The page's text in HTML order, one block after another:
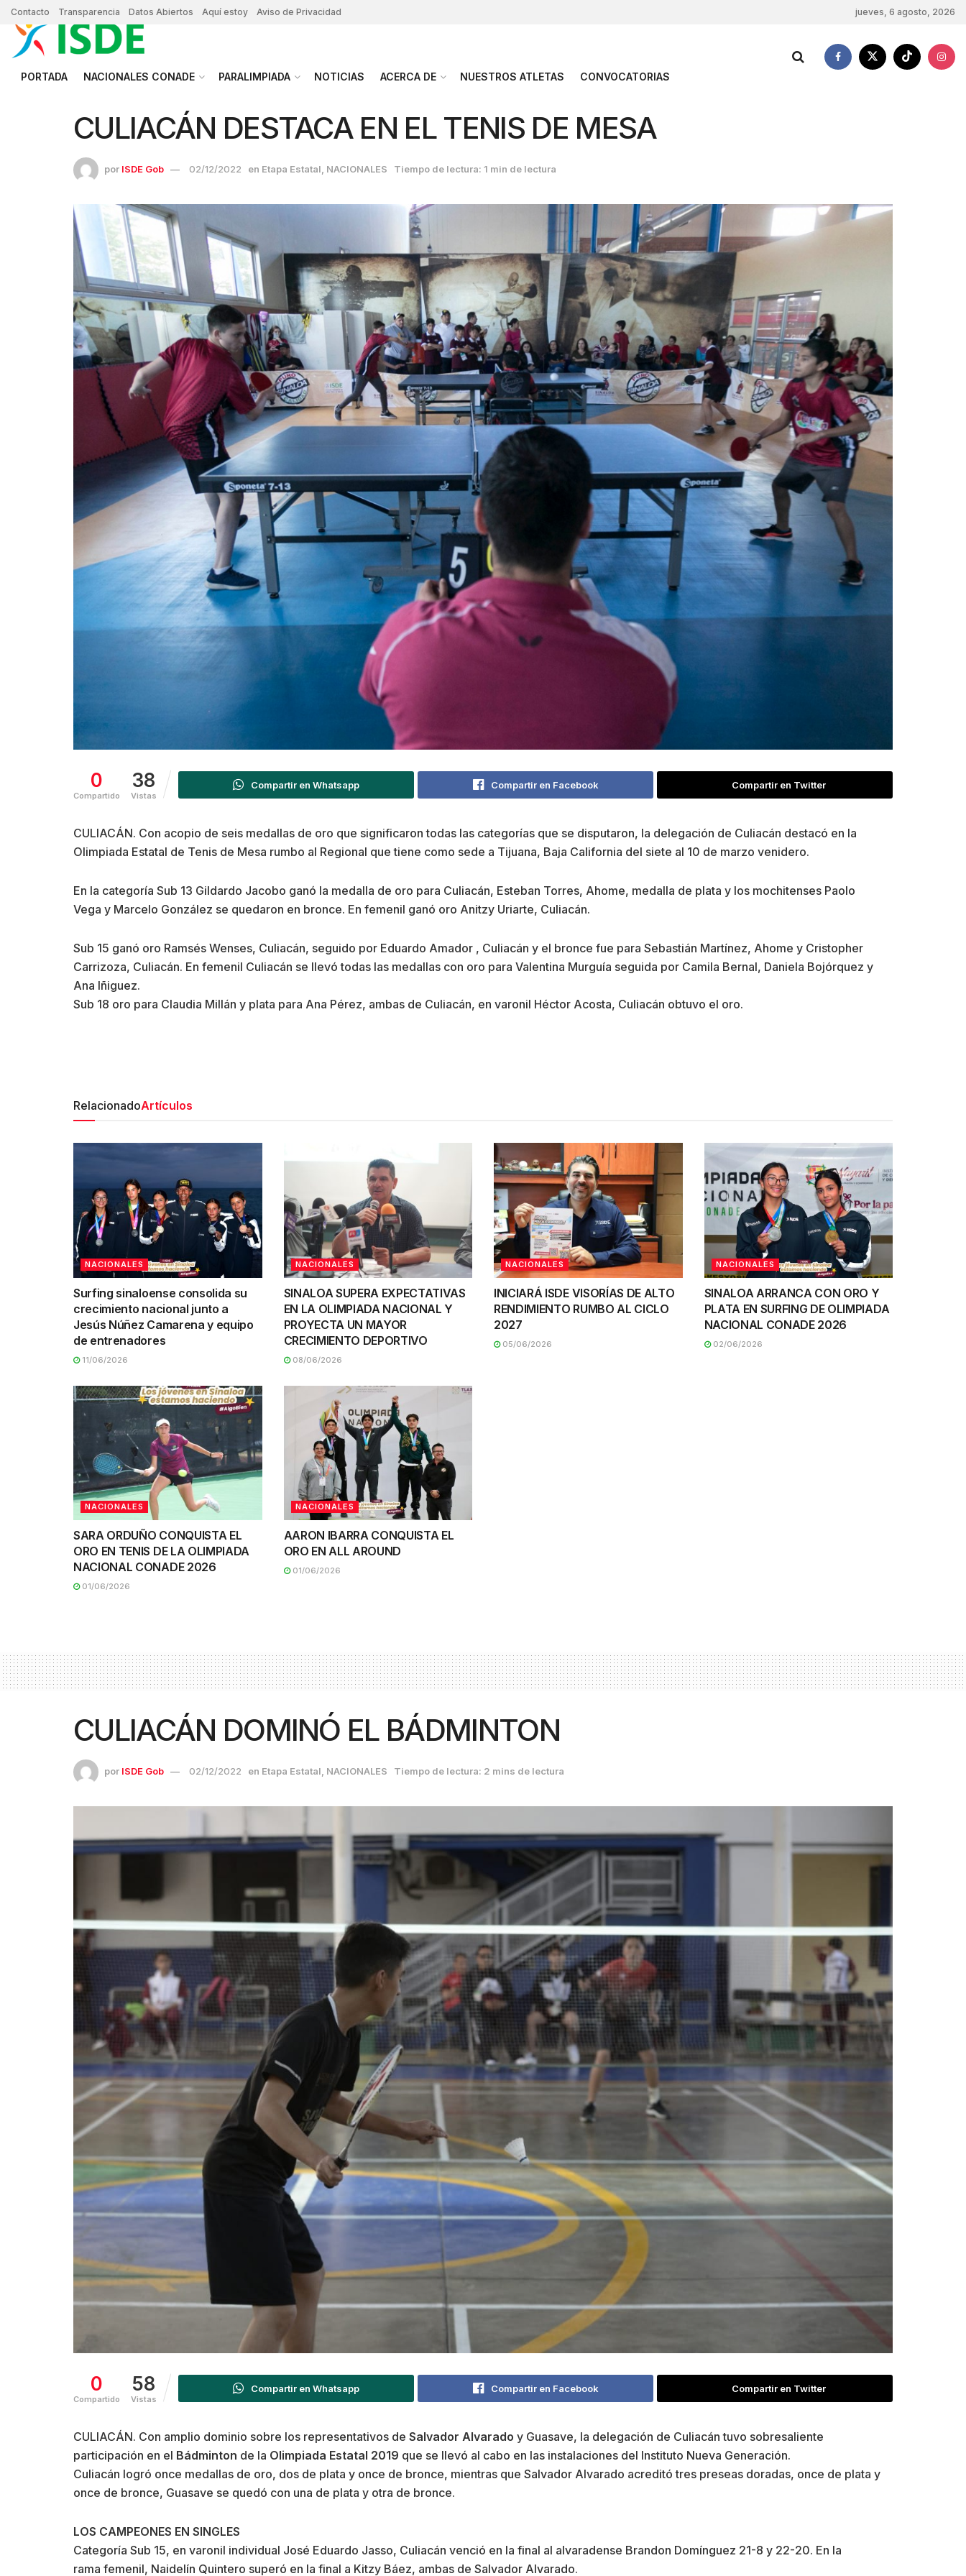
Contacto Transparencia Datos Abiertos Aquí estoy Aviso de Privacidad jueves, 6 agosto, 2026
PORTADA NACIONALES CONADE PARALIMPIADA NOTICIAS ACERCA DE NUESTROS ATLETAS CONVOCATORIAS
CULIACÁN DESTACA EN EL TENIS DE MESA
por ISDE Gob 02/12/2022 en Etapa Estatal NACIONALES Tiempo de lectura: 1 min de lectura
0
Compartido
38
Vistas
Compartir en Whatsapp Compartir en Facebook Compartir en Twitter
CULIACÁN. Con acopio de seis medallas de oro que significaron todas las categorías que se disputaron, la delegación de Culiacán destacó en la
Olimpiada Estatal de Tenis de Mesa rumbo al Regional que tiene como sede a Tijuana, Baja California del siete al 10 de marzo venidero.
En la categoría Sub 13 Gildardo Jacobo ganó la medalla de oro para Culiacán, Esteban Torres, Ahome, medalla de plata y los mochitenses Paolo
Vega y Marcelo González se quedaron en bronce. En femenil ganó oro Anitzy Uriarte, Culiacán.
Sub 15 ganó oro Ramsés Wenses, Culiacán, seguido por Eduardo Amador , Culiacán y el bronce fue para Sebastián Martínez, Ahome y Cristopher
Carrizoza, Culiacán. En femenil Culiacán se llevó todas las medallas con oro para Valentina Murguía seguida por Camila Bernal, Daniela Bojórquez y
Ana Iñiguez.
Sub 18 oro para Claudia Millán y plata para Ana Pérez, ambas de Culiacán, en varonil Héctor Acosta, Culiacán obtuvo el oro.
RelacionadoArtículos
NACIONALES
Surfing sinaloense consolida su
crecimiento nacional junto a
Jesús Núñez Camarena y equipo
de entrenadores
11/06/2026
NACIONALES
SINALOA SUPERA EXPECTATIVAS
EN LA OLIMPIADA NACIONAL Y
PROYECTA UN MAYOR
CRECIMIENTO DEPORTIVO
08/06/2026
NACIONALES
INICIARÁ ISDE VISORÍAS DE ALTO
RENDIMIENTO RUMBO AL CICLO
2027
05/06/2026
NACIONALES
SINALOA ARRANCA CON ORO Y
PLATA EN SURFING DE OLIMPIADA
NACIONAL CONADE 2026
02/06/2026
NACIONALES
SARA ORDUÑO CONQUISTA EL
ORO EN TENIS DE LA OLIMPIADA
NACIONAL CONADE 2026
01/06/2026
NACIONALES
AARON IBARRA CONQUISTA EL
ORO EN ALL AROUND
01/06/2026
CULIACÁN DOMINÓ EL BÁDMINTON
por ISDE Gob 02/12/2022 en Etapa Estatal, NACIONALES Tiempo de lectura: 2 mins de lectura
0
Compartido
58
Vistas
Compartir en Whatsapp Compartir en Facebook Compartir en Twitter
CULIACÁN. Con amplio dominio sobre los representativos de Salvador Alvarado y Guasave, la delegación de Culiacán tuvo sobresaliente
participación en el Bádminton de la Olimpiada Estatal 2019 que se llevó al cabo en las instalaciones del Instituto Nueva Generación.
Culiacán logró once medallas de oro, dos de plata y once de bronce, mientras que Salvador Alvarado acreditó tres preseas doradas, once de plata y
once de bronce, Guasave se quedó con una de plata y otra de bronce.
LOS CAMPEONES EN SINGLES
Categoría Sub 15, en varonil individual José Eduardo Jasso, Culiacán venció en la final al alvaradense Brandon Domínguez 21-8 y 22-20. En la
rama femenil, Naidelín Quintero superó en la final a Kitzy Báez, ambas de Salvador Alvarado.